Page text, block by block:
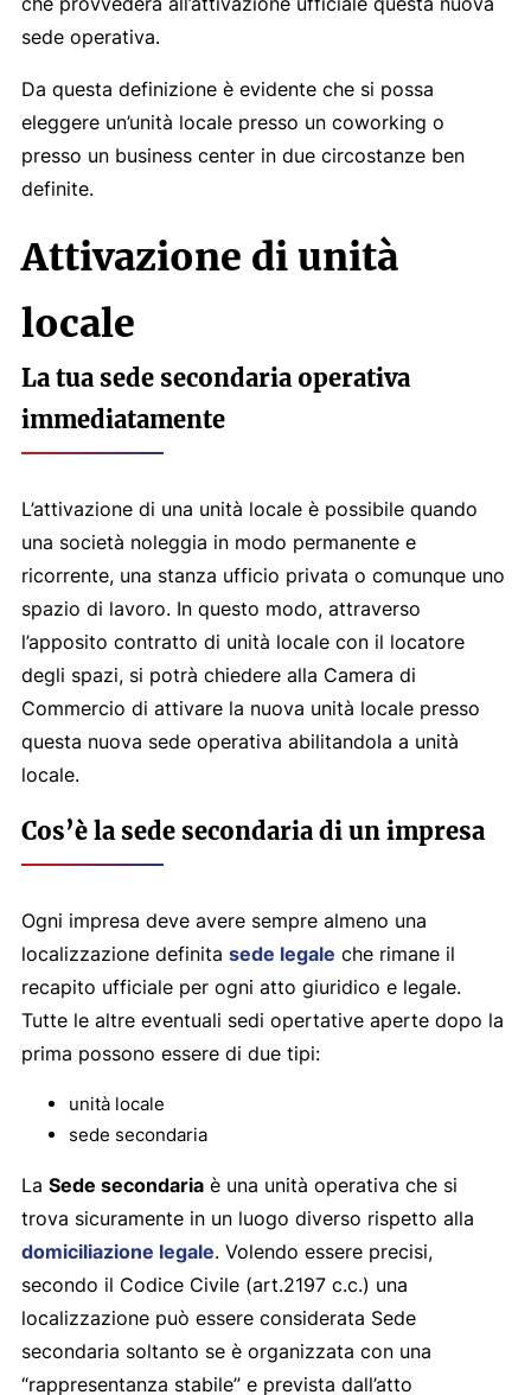
sede operativa.
Da questa definizione è evidente che si possa
eleggere un’unità locale presso un coworking o
presso un business center in due circostanze ben
definite.
Attivazione di unità
locale
La tua sede secondaria operativa
immediatamente
L’attivazione di una unità locale è possibile quando
una società noleggia in modo permanente e
ricorrente, una stanza ufficio privata o comunque uno
spazio di lavoro. In questo modo, attraverso
l’apposito contratto di unità locale con il locatore
degli spazi, si potrà chiedere alla Camera di
Commercio di attivare la nuova unità locale presso
questa nuova sede operativa abilitandola a unità
locale.
Cos’è la sede secondaria di un impresa
Ogni impresa deve avere sempre almeno una
localizzazione definita sede legale che rimane il
recapito ufficiale per ogni atto giuridico e legale.
Tutte le altre eventuali sedi opertative aperte dopo la
prima possono essere di due tipi:
unità locale
sede secondaria
La Sede secondariaè una unità operativa che si
trova sicuramente in un luogo diverso rispetto alla
domiciliazione legale. Volendo essere precisi,
secondo il Codice Civile (art.2197 c.c.) una
localizzazione può essere considerata Sede
secondaria soltanto se è organizzata con una
“rappresentanza stabile” e prevista dall’atto